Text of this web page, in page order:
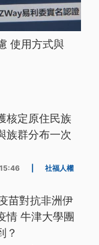
使用方式與
核定原住民族
族群分布一次
社福人權
苗對抗非洲伊
情 牛津大學團
？